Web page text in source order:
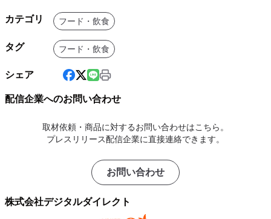
カテゴリ フード・飲食
タグ フード・飲食
シェア
配信企業へのお問い合わせ
取材依頼・商品に対するお問い合わせはこちら。
プレスリリース配信企業に直接連絡できます。
お問い合わせ
株式会社デジタルダイレクト